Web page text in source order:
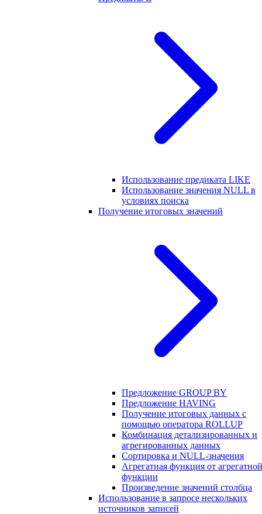
Использование предиката LIKE
Использование значения NULL в
условиях поиска
Получение итоговых значений
Предложение GROUP BY
Предложение HAVING
Получение итоговых данных с
помощью оператора ROLLUP
Комбинация детализированных и
агрегированных данных
Сортировка и NULL-значения
Агрегатная функция от агрегатной
функции
Произведение значений столбца
Использование в запросе нескольких
источников записей